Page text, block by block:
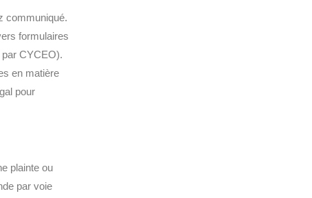
communiqué.
formulaires
par CYCEO).
en matière
pour
plainte ou
par voie